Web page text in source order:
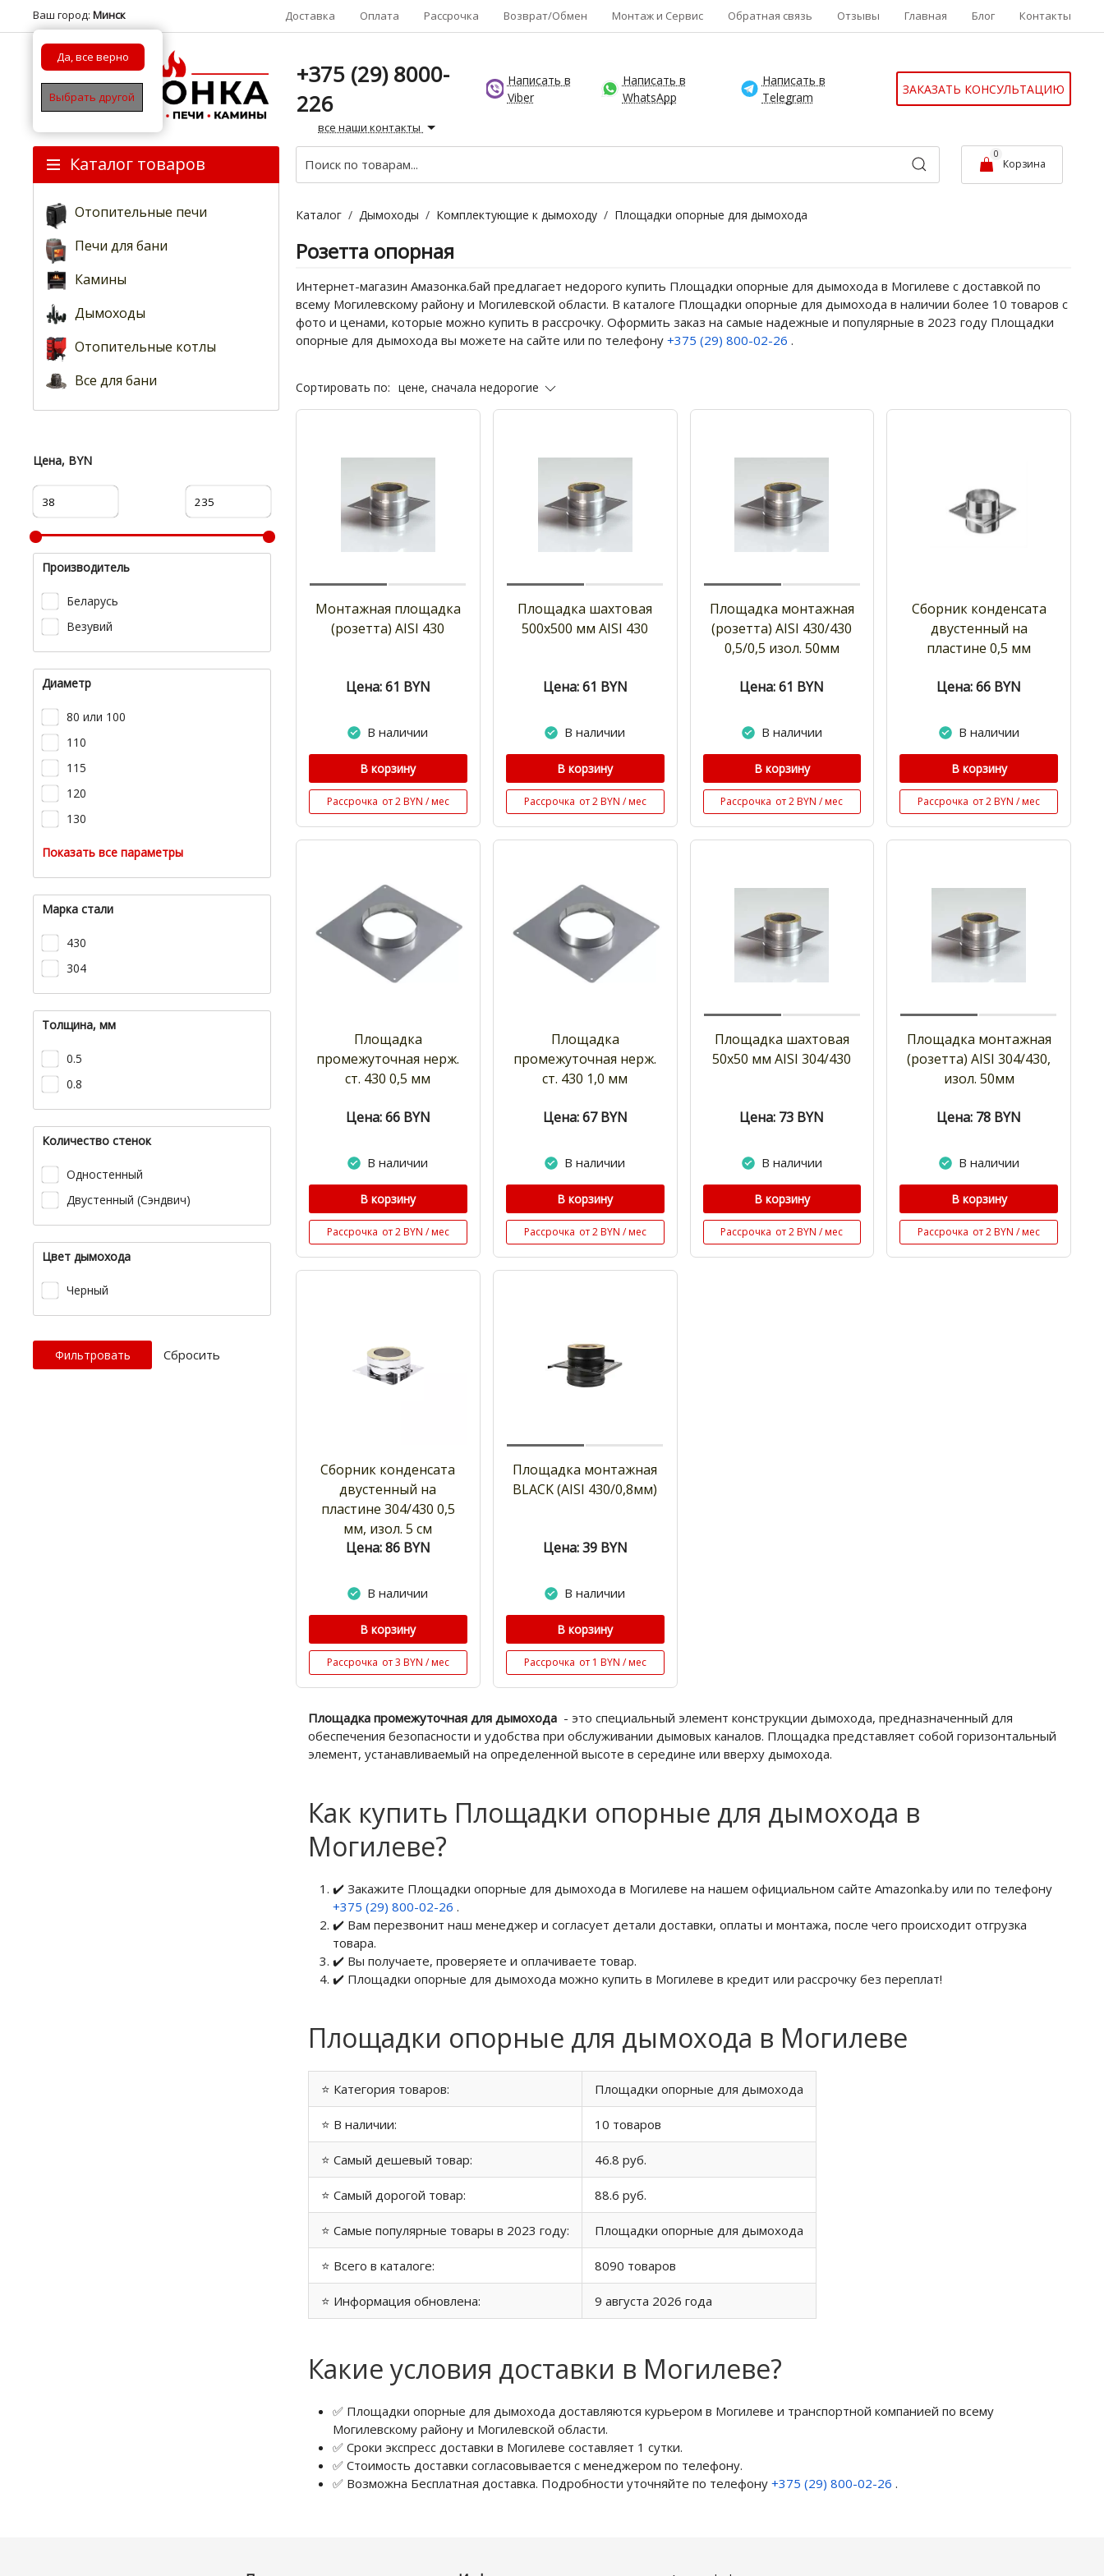
Ваш город: Минск
Да, все верно
Выбрать другой
Доставка Оплата Рассрочка Возврат/Обмен Монтаж и Сервис Обратная связь Отзывы Главная Блог Контакты
+375 (29) 8000-
226
все наши контакты
Написать в
Viber
Написать в
WhatsApp
Написать в
Telegram
ЗАКАЗАТЬ КОНСУЛЬТАЦИЮ
Каталог товаров
Отопительные печи
Печи для бани
Камины
Дымоходы
Отопительные котлы
Все для бани
0
Корзина
Цена, BYN
Производитель
Беларусь
Везувий
Диаметр
80 или 100
110
115
120
130
Показать все параметры
Марка стали
430
304
Толщина, мм
0.5
0.8
Количество стенок
Одностенный
Двустенный (Сэндвич)
Цвет дымохода
Черный
Cбросить
Каталог / Дымоходы / Комплектующие к дымоходу / Площадки опорные для дымохода
Розетта опорная
Интернет-магазин Амазонка.бай предлагает недорого купить Площадки опорные для дымохода в Могилеве с доставкой по
всему Могилевскому району и Могилевской области. В каталоге Площадки опорные для дымохода в наличии более 10 товаров с
фото и ценами, которые можно купить в рассрочку. Оформить заказ на самые надежные и популярные в 2023 году Площадки
опорные для дымохода вы можете на сайте или по телефону +375 (29) 800-02-26 .
Сортировать по: цене, сначала недорогие
Монтажная площадка
(розетта) AISI 430
Цена: 61 BYN
В наличии
В корзину
Рассрочка от 2 BYN / мес
Площадка шахтовая
500х500 мм AISI 430
Цена: 61 BYN
В наличии
В корзину
Рассрочка от 2 BYN / мес
Площадка монтажная
(розетта) AISI 430/430
0,5/0,5 изол. 50мм
Цена: 61 BYN
В наличии
В корзину
Рассрочка от 2 BYN / мес
Сборник конденсата
двустенный на
пластине 0,5 мм
Цена: 66 BYN
В наличии
В корзину
Рассрочка от 2 BYN / мес
Площадка
промежуточная нерж.
ст. 430 0,5 мм
Цена: 66 BYN
В наличии
В корзину
Рассрочка от 2 BYN / мес
Площадка
промежуточная нерж.
ст. 430 1,0 мм
Цена: 67 BYN
В наличии
В корзину
Рассрочка от 2 BYN / мес
Площадка шахтовая
50х50 мм AISI 304/430
Цена: 73 BYN
В наличии
В корзину
Рассрочка от 2 BYN / мес
Площадка монтажная
(розетта) AISI 304/430,
изол. 50мм
Цена: 78 BYN
В наличии
В корзину
Рассрочка от 2 BYN / мес
Сборник конденсата
двустенный на
пластине 304/430 0,5
мм, изол. 5 см
Цена: 86 BYN
В наличии
В корзину
Рассрочка от 3 BYN / мес
Площадка монтажная
BLACK (AISI 430/0,8мм)
Цена: 39 BYN
В наличии
В корзину
Рассрочка от 1 BYN / мес
Площадка промежуточная для дымохода - это специальный элемент конструкции дымохода, предназначенный для
обеспечения безопасности и удобства при обслуживании дымовых каналов. Площадка представляет собой горизонтальный
элемент, устанавливаемый на определенной высоте в середине или вверху дымохода.
Как купить Площадки опорные для дымохода в
Могилеве?
✔️ Закажите Площадки опорные для дымохода в Могилеве на нашем официальном сайте Amazonka.by или по телефону
+375 (29) 800-02-26 .
✔️ Вам перезвонит наш менеджер и согласует детали доставки, оплаты и монтажа, после чего происходит отгрузка
товара.
✔️ Вы получаете, проверяете и оплачиваете товар.
✔️ Площадки опорные для дымохода можно купить в Могилеве в кредит или рассрочку без переплат!
Площадки опорные для дымохода в Могилеве
⭐ Категория товаров: Площадки опорные для дымохода
⭐ В наличии: 10 товаров
⭐ Самый дешевый товар: 46.8 руб.
⭐ Самый дорогой товар: 88.6 руб.
⭐ Самые популярные товары в 2023 году: Площадки опорные для дымохода
⭐ Всего в каталоге: 8090 товаров
⭐ Информация обновлена: 9 августа 2026 года
Какие условия доставки в Могилеве?
✅ Площадки опорные для дымохода доставляются курьером в Могилеве и транспортной компанией по всему
Могилевскому району и Могилевской области.
✅ Сроки экспресс доставки в Могилеве составляет 1 сутки.
✅ Стоимость доставки согласовывается с менеджером по телефону.
✅ Возможна Бесплатная доставка. Подробности уточняйте по телефону +375 (29) 800-02-26 .